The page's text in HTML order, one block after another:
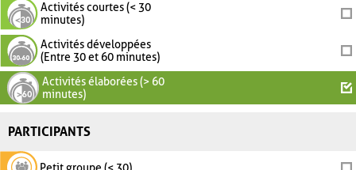
Activités courtes (< 30
minutes)
Activités développées
(Entre 30 et 60 minutes)
Activités élaborées (> 60
minutes)
PARTICIPANTS
Petit groupe (< 30)